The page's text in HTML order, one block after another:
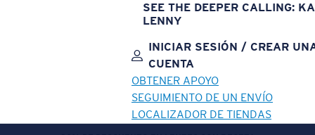
SEE THE DEEPER CALLING:
LENNY
INICIAR SESIÓN / CREAR
CUENTA
OBTENER APOYO
SEGUIMIENTO DE UN ENVÍO
LOCALIZADOR DE TIENDAS